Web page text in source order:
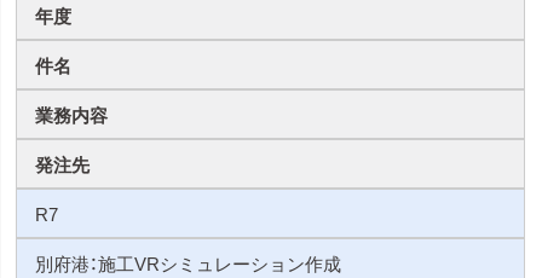
年度
件名
業務内容
発注先
R7
別府港：施工VRシミュレーション作成